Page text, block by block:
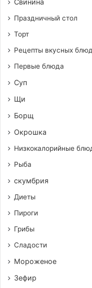
Свинина
Праздничный стол
Торт
Рецепты вкусных блюд
Первые блюда
Суп
Щи
Борщ
Окрошка
Низкокалорийные
Рыба
скумбрия
Диеты
Пироги
Грибы
Сладости
Мороженое
Зефир